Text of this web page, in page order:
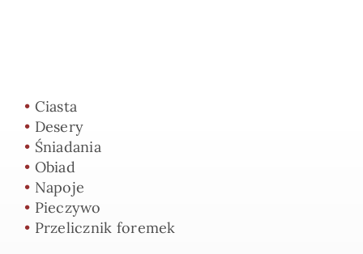
• Ciasta
• Desery
• Śniadania
• Obiad
• Napoje
• Pieczywo
• Przelicznik foremek